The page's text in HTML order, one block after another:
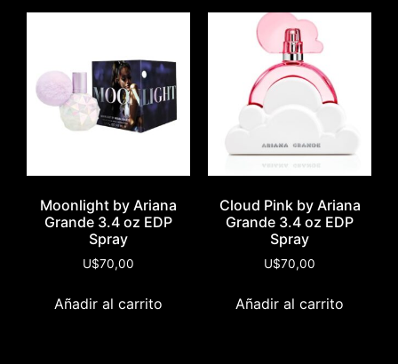
Moonlight by Ariana
Grande 3.4 oz EDP
Spray
U$70,00
Añadir al carrito
Cloud Pink by Ariana
Grande 3.4 oz EDP
Spray
U$70,00
Añadir al carrito